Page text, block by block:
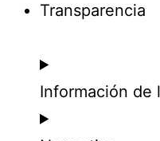
Transparencia
Información de